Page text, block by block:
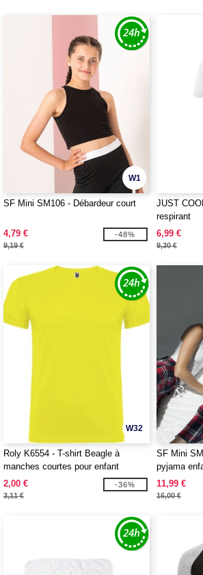
W1
SF Mini SM106 - Débardeur court
4,79 €
9,19 €
-48%
JUST
respirant
6,99 €
9,30 €
W32
Roly K6554 - T-shirt Beagle à
manches courtes pour enfant
2,00 €
3,11 €
-36%
SF Mini
pyjama
11,99 €
16,00 €